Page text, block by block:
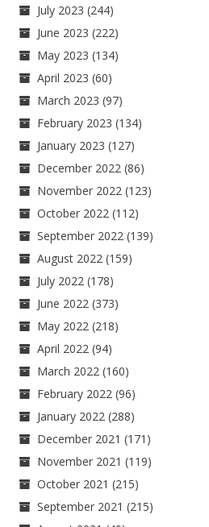
July 2023 (244)
June 2023 (222)
May 2023 (134)
April 2023 (60)
March 2023 (97)
February 2023 (134)
January 2023 (127)
December 2022 (86)
November 2022 (123)
October 2022 (112)
September 2022 (139)
August 2022 (159)
July 2022 (178)
June 2022 (373)
May 2022 (218)
April 2022 (94)
March 2022 (160)
February 2022 (96)
January 2022 (288)
December 2021 (171)
November 2021 (119)
October 2021 (215)
September 2021 (215)